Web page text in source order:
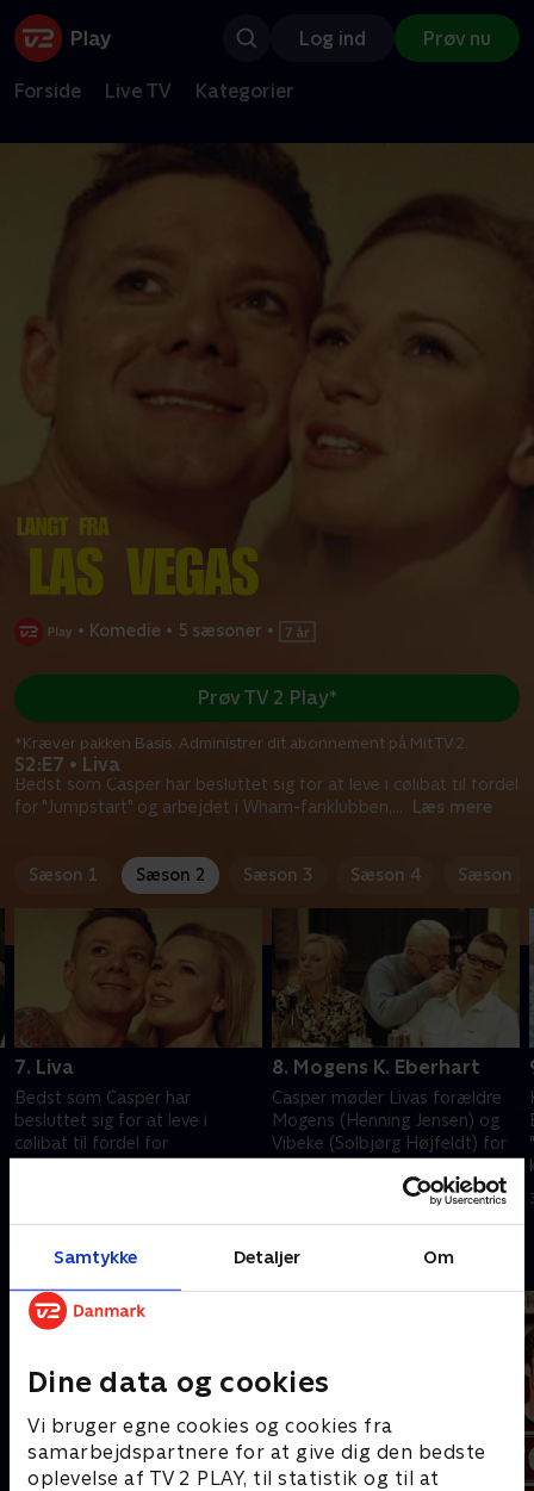
Samtykke Detaljer Om
Dine data og cookies
Vi bruger egne cookies og cookies fra
samarbejdspartnere for at give dig den bedste
oplevelse af TV 2 PLAY, til statistik og til at
Log ind Prøv nu
Forside Live TV Kategorier
• Komedie • 5 sæsoner •
S2:E7 • Liva
Bedst som Casper har besluttet sig for at leve i cølibat til fordel
for "Jumpstart" og arbejdet i Wham-fanklubben,... Læs mere
Prøv TV 2 Play*
*Kræver pakken Basis. Administrer dit abonnement på Mit TV 2.
Sæson 1 Sæson 2 Sæson 3 Sæson 4 Sæson 5
7. Liva
Bedst som Casper har
besluttet sig for at leve i
cølibat til fordel for
"Jumpstart" og arbejdet i
8. Mogens K. Eberhart
Casper møder Livas forældre
Mogens (Henning Jensen) og
Vibeke (Solbjørg Højfeldt) for
første gang. Mødet tangerer
23. april 2002 • 25 min
Andre så også